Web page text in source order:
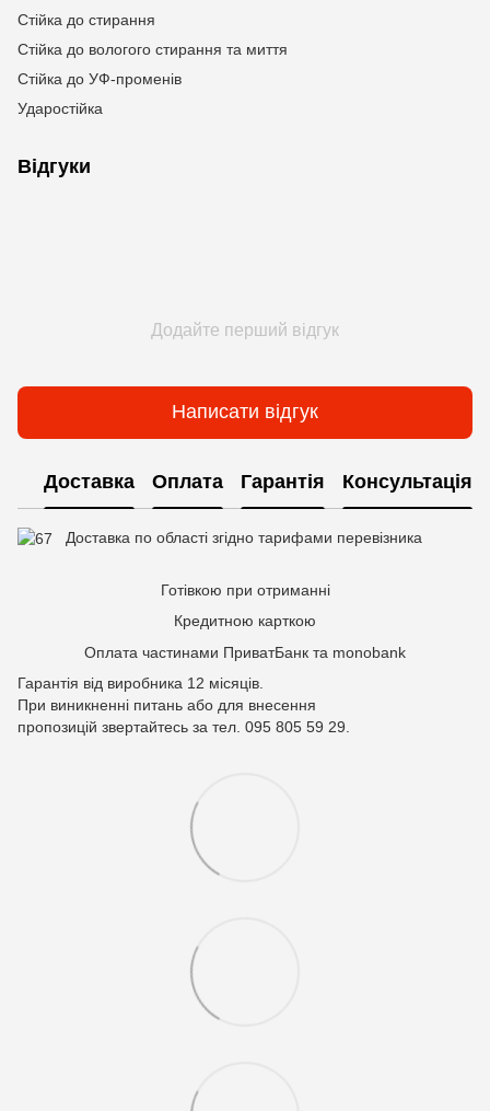
Стійка до стирання
Стійка до вологого стирання та миття
Стійка до УФ-променів
Ударостійка
Відгуки
Додайте перший відгук
Написати відгук
Доставка Оплата Гарантія Консультація
Доставка по області згідно тарифами перевізника
Готівкою при отриманні
Кредитною карткою
Оплата частинами ПриватБанк та monobank
Гарантія від виробника 12 місяців.
При виникненні питань або для внесення
пропозицій звертайтесь за тел. 095 805 59 29.